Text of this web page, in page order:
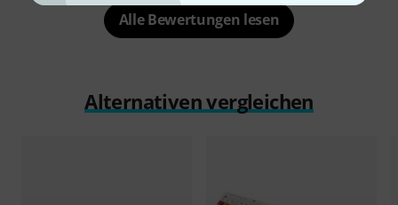
Alle Bewertungen lesen
Alternativen vergleichen